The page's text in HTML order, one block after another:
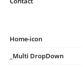
Home-icon
_Multi DropDown